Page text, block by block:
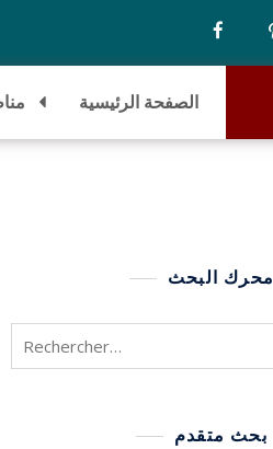
الصفحة الرئيسية
محرك البحث
بحث متقدم